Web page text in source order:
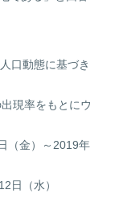
口動態に基づき
現率をもとにウ
（金）～2019年
日（水）